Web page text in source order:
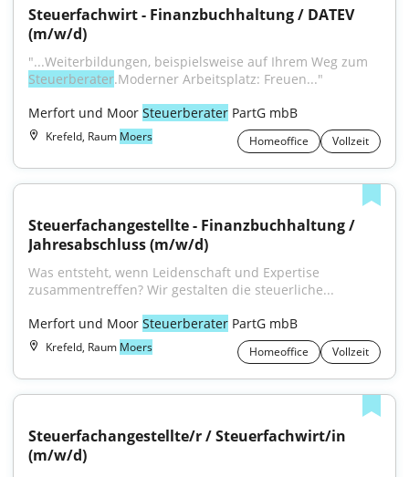
Steuerfachwirt - Finanzbuchhaltung / DATEV
(m/w/d)
Steuerberater.Moderner Arbeitsplatz: Freuen..."
Merfort und Moor Steuerberater PartG mbB
Krefeld, Raum Moers Homeoffice Vollzeit
Steuerfachangestellte - Finanzbuchhaltung /
Jahresabschluss (m/w/d)
Was entsteht, wenn Leidenschaft und Expertise
zusammentreffen? Wir gestalten die steuerliche...
Merfort und Moor Steuerberater PartG mbB
Krefeld, Raum Moers Homeoffice Vollzeit
Steuerfachangestellte/r / Steuerfachwirt/in
(m/w/d)